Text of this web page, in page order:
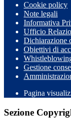
Cookie policy
Note legali
Informativa
Ufficio
Dichiarazione
Obiettivi di
Gestione
Pagina
Sezione